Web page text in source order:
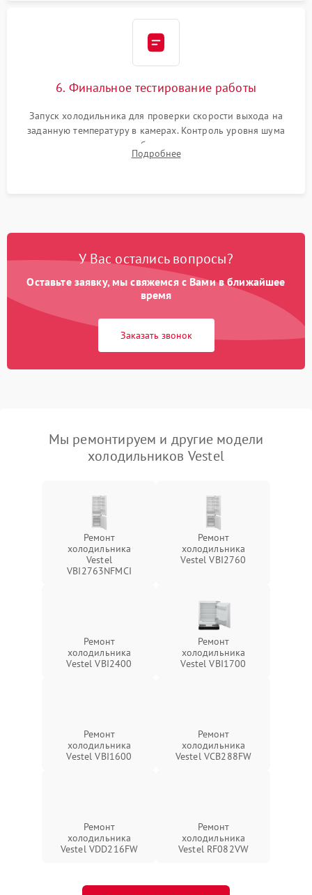
6. Финальное тестирование работы
Запуск холодильника для проверки скорости выхода на
заданную температуру в камерах. Контроль уровня шума
компрессора, отсутствия обмерзания стенок и корректного
срабатывания системы автоматической оттайки.
Подробнее
У Вас остались вопросы?
Оставьте заявку, мы свяжемся с Вами в ближайшее
время
Заказать звонок
Мы ремонтируем и другие модели
холодильников Vestel
Ремонт
холодильника
Vestel
VBI2763NFMCI
Ремонт
холодильника
Vestel VBI2760
Ремонт
холодильника
Vestel VBI2400
Ремонт
холодильника
Vestel VBI1700
Ремонт
холодильника
Vestel VBI1600
Ремонт
холодильника
Vestel VCB288FW
Ремонт
холодильника
Vestel VDD216FW
Ремонт
холодильника
Vestel RF082VW